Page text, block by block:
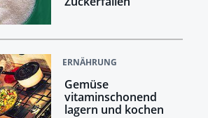
ERNÄHRUNG
Gemüse
vitaminschonend
lagern und kochen